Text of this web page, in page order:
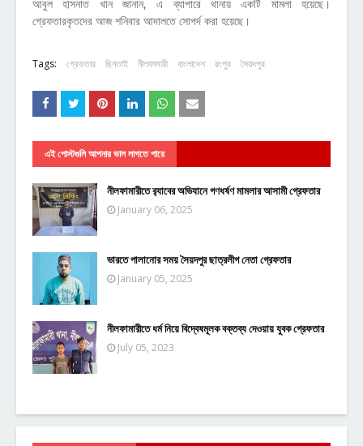
আবুল হাসনাত খান জানান, এ ব্যাপারে থানায় একটি মামলা হয়েছে।
গ্রেফতারকৃতদের আজ শনিবার আদালতে সোপর্দ করা হয়েছে।
Tags: গ্রেফতার ছিনতাই নীলফামারী বাংলাদেশ রংপুর সৈয়দপুর
এই পোস্টগুলি আপনার ভাল লাগতে পারে
নীলফামারীতে র‍্যাবের অভিযানে গণধর্ষণ মামলার আসামী গ্রেফতার
January 06, 2025
ভারতে পালানোর সময় সৈয়দপুর ছাত্রলীগ নেতা গ্রেফতার
January 05, 2025
নীলফামারীতে ধর্ম নিয়ে বিদ্বেষমূলক বক্তব্য দেওয়ায় যুবক গ্রেফতার
July 05, 2023